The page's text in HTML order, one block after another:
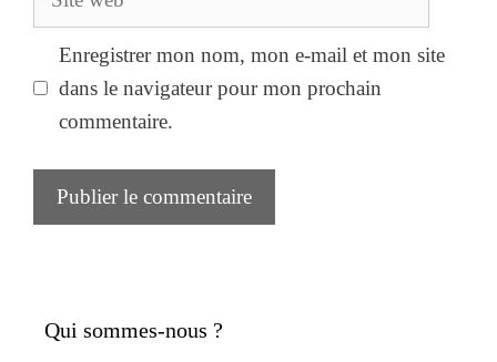
Enregistrer mon nom, mon e-mail et mon site
dans le navigateur pour mon prochain
commentaire.
Qui sommes-nous ?